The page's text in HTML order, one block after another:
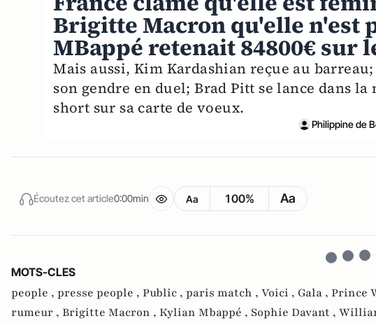
Brigitte Macron qu'elle n'est
MBappé retenait 84800€ sur
Mais aussi, Kim Kardashian reçue au
son gendre en duel; Brad Pitt se lance dans
short sur sa carte de voeux.
Philippine de
Écoutez cet article0:00min Aa 100% Aa
MOTS-CLES
people , presse people , Public , paris match , Voici , Gala , Prince
rumeur , Brigitte Macron , Kylian Mbappé , Sophie Davant ,